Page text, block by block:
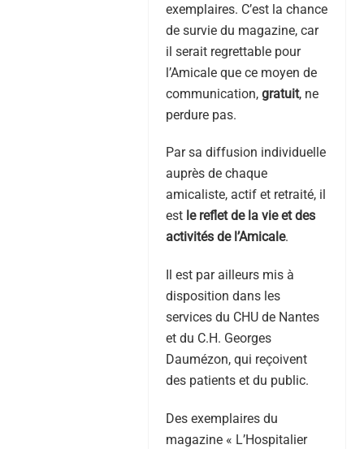
exemplaires. C’est la chance
de survie du magazine, car
il serait regrettable pour
l’Amicale que ce moyen de
communication,gratuit, ne
perdure pas.
Par sa diffusion individuelle
auprès de chaque
amicaliste, actif et retraité, il
est le reflet de la vie et des
activités de l’Amicale.
Il est par ailleurs mis à
disposition dans les
services du CHU de Nantes
et du C.H. Georges
Daumézon, qui reçoivent
des patients et du public.
Des exemplaires du
magazine « L’Hospitalier